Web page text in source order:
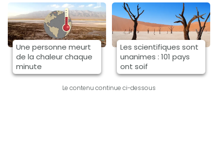
Une personne meurt
de la chaleur chaque
minute
Les scientifiques sont
unanimes : 101 pays
ont soif
Le contenu continue ci-dessous